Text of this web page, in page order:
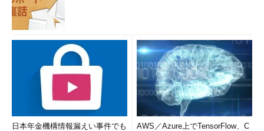
日本年金機構情報漏えい事件でも
AWS／Azure上でTensorFlow、C